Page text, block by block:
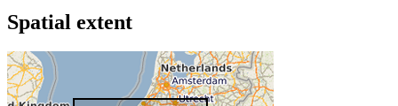
Spatial extent